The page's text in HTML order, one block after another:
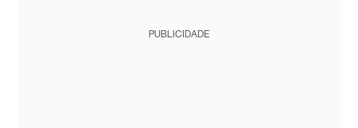
PUBLICIDADE